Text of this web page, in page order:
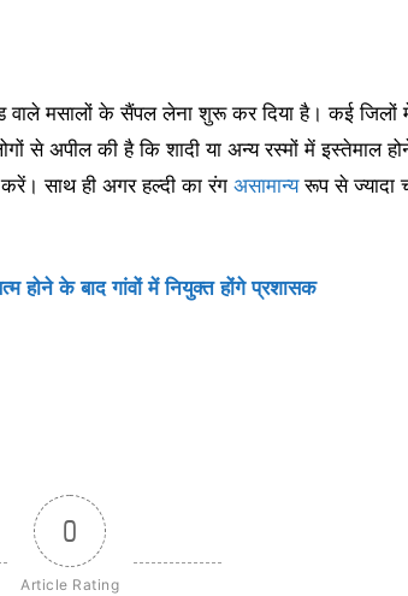
वाले मसालों के सैंपल लेना शुरू कर दिया है। कई जिलों
से अपील की है कि शादी या अन्य रस्मों में इस्तेमाल
करें। साथ ही अगर हल्दी का रंग असामान्यरूप से ज्यादा
होने के बाद गांवों में नियुक्त होंगे प्रशासक
0
Article Rating